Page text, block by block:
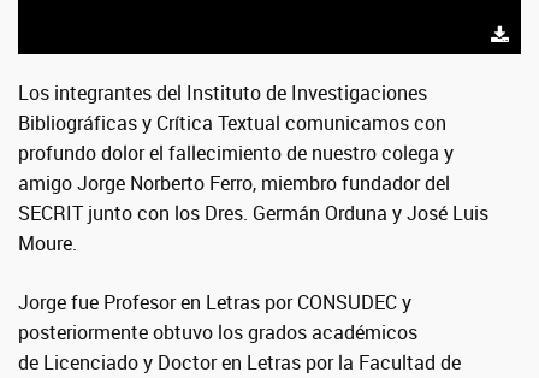
Los integrantes del Instituto de Investigaciones
Bibliográficas y Crítica Textual comunicamos con
profundo dolor el fallecimiento de nuestro colega y
amigo Jorge Norberto Ferro, miembro fundador del
SECRIT junto con los Dres. Germán Orduna y José Luis
Moure.
Jorge fue Profesor en Letras por CONSUDEC y
posteriormente obtuvo los grados académicos
de Licenciado y Doctor en Letras por la Facultad de